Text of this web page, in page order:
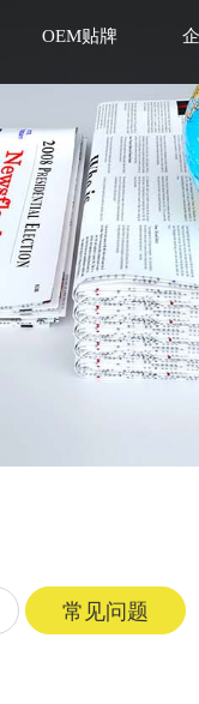
OEM贴牌
常见问题